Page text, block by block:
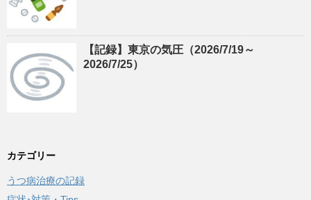
【記録】東京の気圧（2026/7/19～
2026/7/25）
カテゴリー
うつ病治療の記録